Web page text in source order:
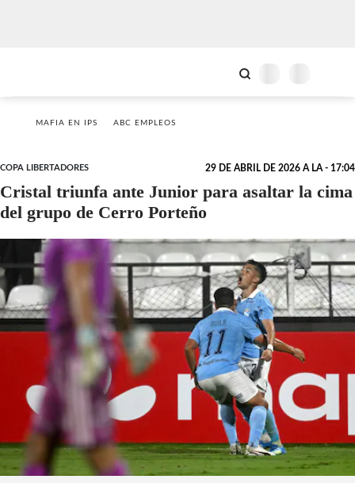
MAFIA EN IPS ABC EMPLEOS
COPA LIBERTADORES 29 DE ABRIL DE 2026 A LA - 17:04
Cristal triunfa ante Junior para asaltar la cima
del grupo de Cerro Porteño